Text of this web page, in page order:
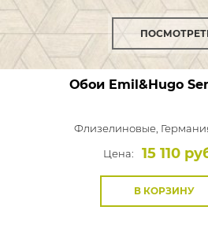
Обои Emil&Hugo
Флизелиновые,
Цена:
15 110
В КОРЗИНУ